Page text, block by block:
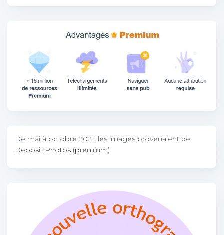
De mai à octobre 2021, les images provenaient de
Deposit Photos (premium)